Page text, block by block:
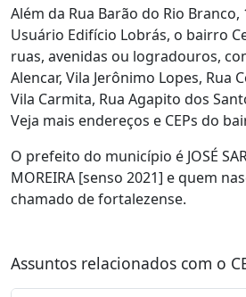
Além da Rua Barão do Rio Branco,
Usuário Edifício Lobrás, o bairro
ruas, avenidas ou logradouros,
Alencar, Vila Jerônimo Lopes, Rua
Vila Carmita, Rua Agapito dos
Veja mais endereços e CEPs do
O prefeito do município é JOSÉ
MOREIRA [senso 2021] e quem
chamado de fortalezense.
Assuntos relacionados com o